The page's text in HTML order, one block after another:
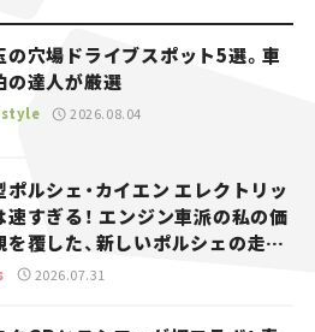
の穴場ドライブスポット5選。車
の達人が厳選
2026.08.04
ポルシェ・カイエン エレクトリッ
速すぎる！ エンジン車派の私の価
を覆した、新しいポルシェの走
2026.07.31